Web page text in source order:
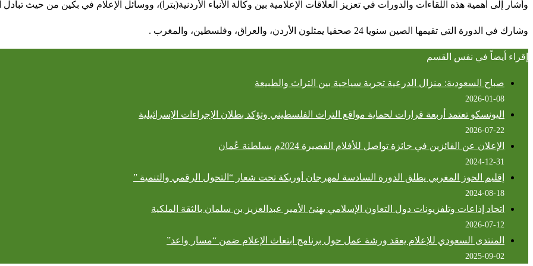
وأشار إلى أهمية هذه اللقاءات والدورات في تعزيز العلاقات الإعلامية بين وكالة الأنباء الأردنية(بترا)، ووسائل الإعلام في بكين من حيث
وشارك في الدورة التي تقيمها الصين سنويا 24 صحفيا يمثلون الأردن، والعراق، وفلسطين، والمغرب .
إقراء أيضاً في نفس القسم
صباح السعودية: منزال الدرعية تجربة سياحية بين التراث والطبيعة
2026-01-08
اليونسكو تعتمد أربعة قرارات لحماية مواقع التراث الفلسطيني وتؤكد بطلان الإجراءات الإسرائيلية
2026-07-22
الإعلان عن الفائزين في جائزة تواصل للأفلام القصيرة 2024م بسلطنة عُمان
2024-12-31
إقليم الحوز المغربي يطلق الدورة السادسة لمهرجان أوريكة تحت شعار “التحول الرقمي والتنمية ”
2024-08-18
اتحاد إذاعات وتلفزيونات دول التعاون الإسلامي يهنئ الأمير عبدالعزيز بن سلمان بالثقة الملكية
2026-07-12
المنتدى السعودي للإعلام يعقد ورشة عمل حول برنامج ابتعاث الإعلام ضمن “مسار واعد”
2025-09-02